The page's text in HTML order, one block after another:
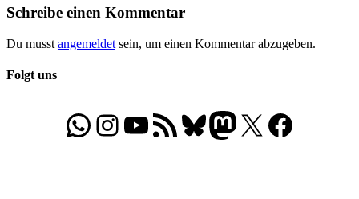
Schreibe einen Kommentar
Du musst angemeldet sein, um einen Kommentar abzugeben.
Folgt uns
WhatsApp
Folgt uns auf Instagram
Besucht unseren YouTube-Kanal
RSS-FeedBluesky
Folgt uns auf Mastodon
X Folgt uns auf